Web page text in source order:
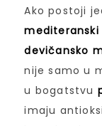
Ako postoji
devičansko
nije samo u
u bogatstvu
imaju